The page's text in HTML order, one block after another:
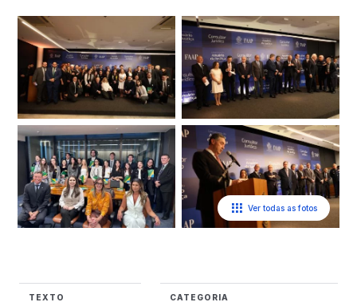
Ver todas as fotos
TEXTO CATEGORIA